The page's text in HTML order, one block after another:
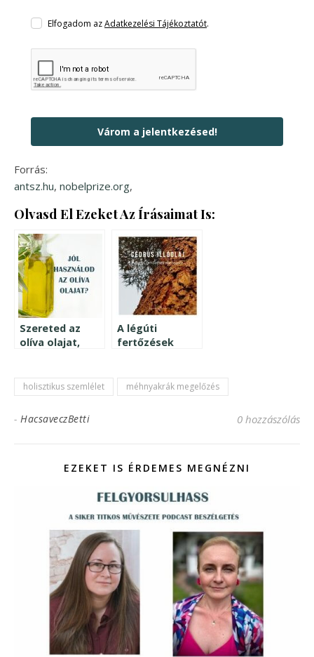
Elfogadom azAdatkezelési Tájékoztatót.
Várom a jelentkezésed!
Forrás:
antsz.hu, nobelprize.org,
Olvasd El Ezeket Az Írásaimat Is:
Szereted az
olíva olajat,
jótékony
erre figyelj a
használatánál!
A légúti
fertőzések
holisztikus szemlélet méhnyakrák megelőzés
- HacsaveczBetti 0 hozzászólás
EZEKET IS ÉRDEMES MEGNÉZNI